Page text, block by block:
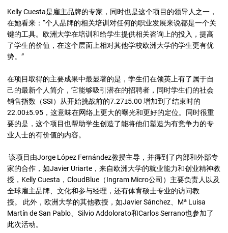
Kelly Cuesta是雇主品牌的专家，同时也是这个项目的领导人之一，
在她看来：“个人品牌的相关培训对任何的职业发展来说都是一个关
键的工具。欧洲大学在培训和给学生提供相关咨询上的投入，提高
了学生的价值，在这个层面上相对其他学校欧洲大学的学生更有优
势。”
在项目取得的主要成果中最显著的是，学生们在领英上有了属于自
己的最新个人简介，它能够吸引潜在的招聘者，同时学生们的社会
销售指数（SSI）从开始挑战前的7.27±5.00 增加到了结束时的
22.00±5.95，这意味在网络上更大的曝光和更好的定位。同时很重
要的是，这个项目也帮助学生创造了能将他们塑造为有竞争力的专
业人士的有价值的内容。
该项目由Jorge López Fernández教授主导，并得到了内部和外部专
家的合作，如Javier Uriarte，来自欧洲大学的就业能力和创业精神教
授，Kelly Cuesta，CloudBlue（Ingram Micro公司）主要负责人以及
全球雇主品牌、文化和参与经理，还有体育硕士专业的访问教
授。 此外，欧洲大学的其他教授，如Javier Sánchez、Mª Luisa
Martín de San Pablo、Silvio Addolorato和Carlos Serrano也参加了
此次活动。